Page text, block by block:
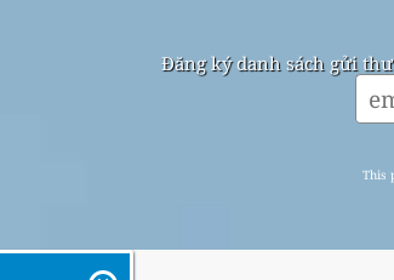
Đăng ký danh sách gửi
This